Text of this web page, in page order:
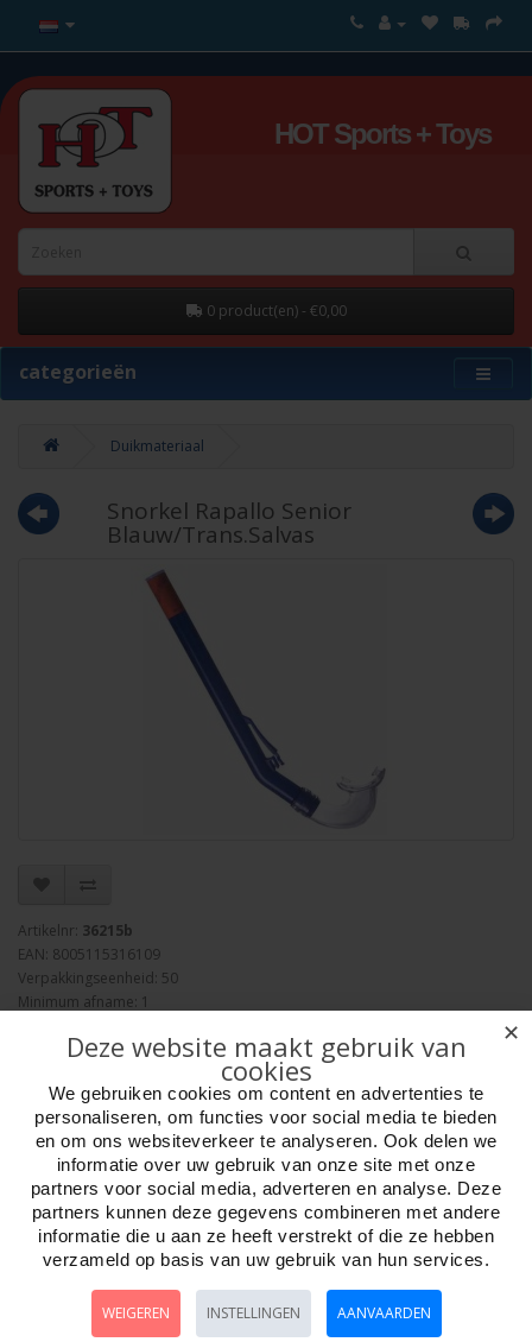
HOT Sports + Toys
0 product(en) - €0,00
categorieën
Duikmateriaal
Snorkel Rapallo Senior
Blauw/Trans.Salvas
Artikelnr: 36215b
EAN: 8005115316109
Verpakkingseenheid: 50
Minimum afname: 1
Aantal
Bestellen
✕
Deze website maakt gebruik van
cookies
We gebruiken cookies om content en advertenties te
personaliseren, om functies voor social media te bieden
en om ons websiteverkeer te analyseren. Ook delen we
informatie over uw gebruik van onze site met onze
partners voor social media, adverteren en analyse. Deze
partners kunnen deze gegevens combineren met andere
informatie die u aan ze heeft verstrekt of die ze hebben
verzameld op basis van uw gebruik van hun services.
WEIGEREN INSTELLINGEN AANVAARDEN